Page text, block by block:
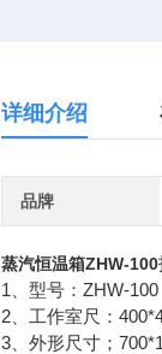
详细介绍
品牌
蒸汽恒温箱ZHW-100
1、型号：ZHW-100
2、工作室尺：
3、外形尺寸；